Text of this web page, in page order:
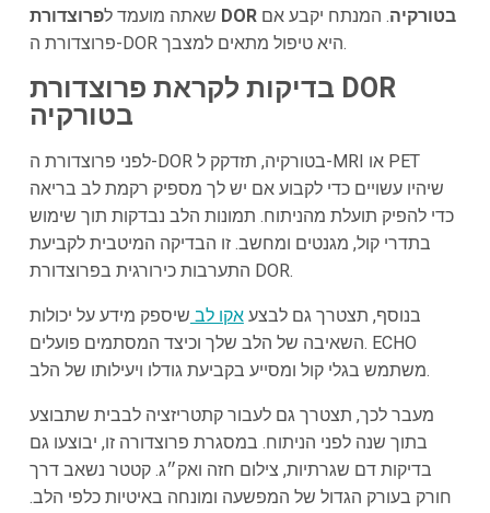
שאתה מועמד ל
פרוצדורת DOR בטורקיה. המנתח יקבע אם
פרוצדורת ה-DOR היא טיפול מתאים למצבך.
בדיקות לקראת פרוצדורת DOR
בטורקיה
לפני פרוצדורת ה-DOR בטורקיה, תזדקק ל-MRI או PET
שיהיו עשויים כדי לקבוע אם יש לך מספיק רקמת לב בריאה
כדי להפיק תועלת מהניתוח. תמונות הלב נבדקות תוך שימוש
בתדרי קול, מגנטים ומחשב. זו הבדיקה המיטבית לקביעת
התערבות כירורגית בפרוצדורת DOR.
בנוסף, תצטרך גם לבצעאקו לב שיספק מידע על יכולות
השאיבה של הלב שלך וכיצד המסתמים פועלים. ECHO
משתמש בגלי קול ומסייע בקביעת גודלו ויעילותו של הלב.
מעבר לכך, תצטרך גם לעבור קתטריזציה לבבית שתבוצע
בתוך שנה לפני הניתוח. במסגרת פרוצדורה זו, יבוצעו גם
בדיקות דם שגרתיות, צילום חזה ואק״ג. קטטר נשאב דרך
חורק בעורק הגדול של המפשעה ומונחה באיטיות כלפי הלב.